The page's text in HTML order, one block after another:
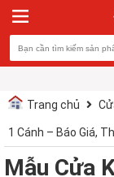
Trang chủ
1 Cánh – Báo Giá,
Mẫu Cửa